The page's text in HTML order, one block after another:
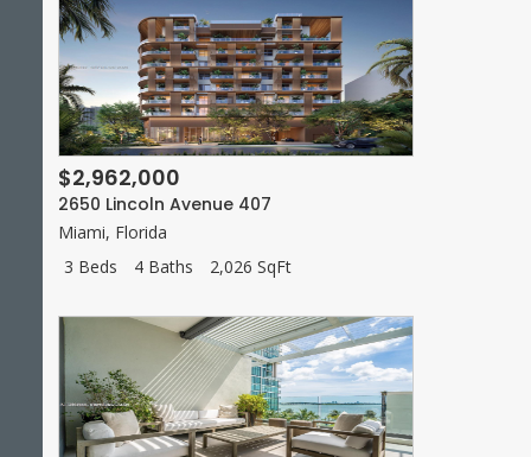
$2,962,000
2650 Lincoln Avenue 407
Miami, Florida
3 Beds
4 Baths 2,026 SqFt